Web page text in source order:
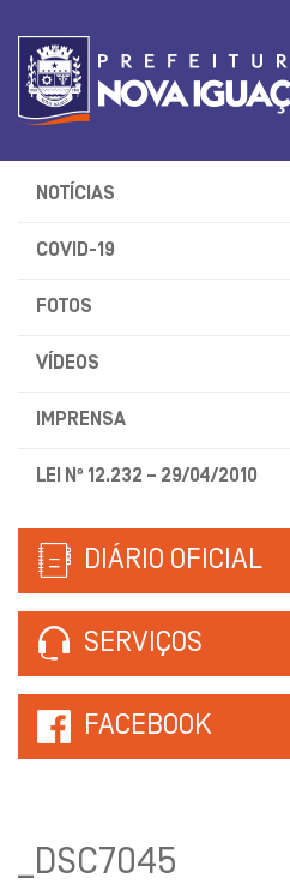
NOTÍCIAS
COVID-19
FOTOS
VÍDEOS
IMPRENSA
LEI Nº 12.232 – 29/04/2010
DIÁRIO OFICIAL
SERVIÇOS
FACEBOOK
_DSC7045